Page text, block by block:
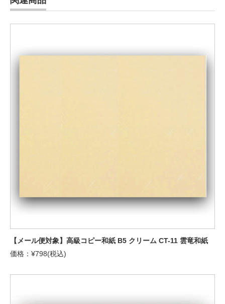
【メール便対象】高級コピー和紙 B5 クリーム CT-11 雲竜和紙
価格：¥798(税込)